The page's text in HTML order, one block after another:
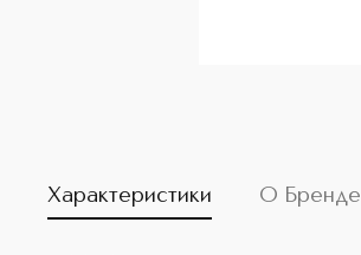
Характеристики О Бренде